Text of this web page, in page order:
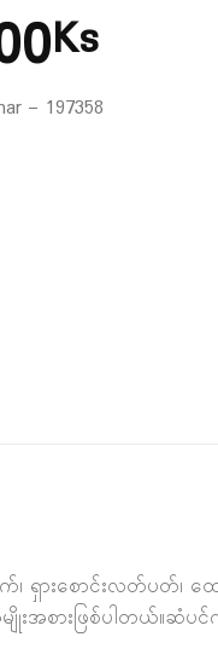
Ks
– 197358
ရှားစောင်းလတ်ပတ်
အစားဖြစ်ပါတယ်။ဆံပင်